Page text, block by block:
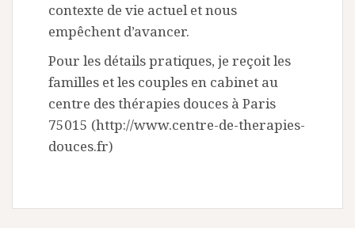
contexte de vie actuel et nous
empêchent d’avancer.
Pour les détails pratiques, je reçoit les
familles et les couples en cabinet au
centre des thérapies douces à Paris
75015 (http://www.centre-de-therapies-
douces.fr)